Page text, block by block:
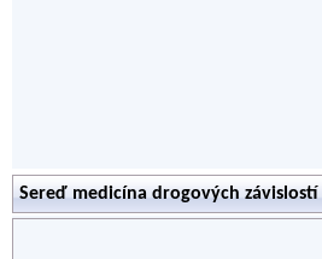
Sereď medicína drogových závislostí